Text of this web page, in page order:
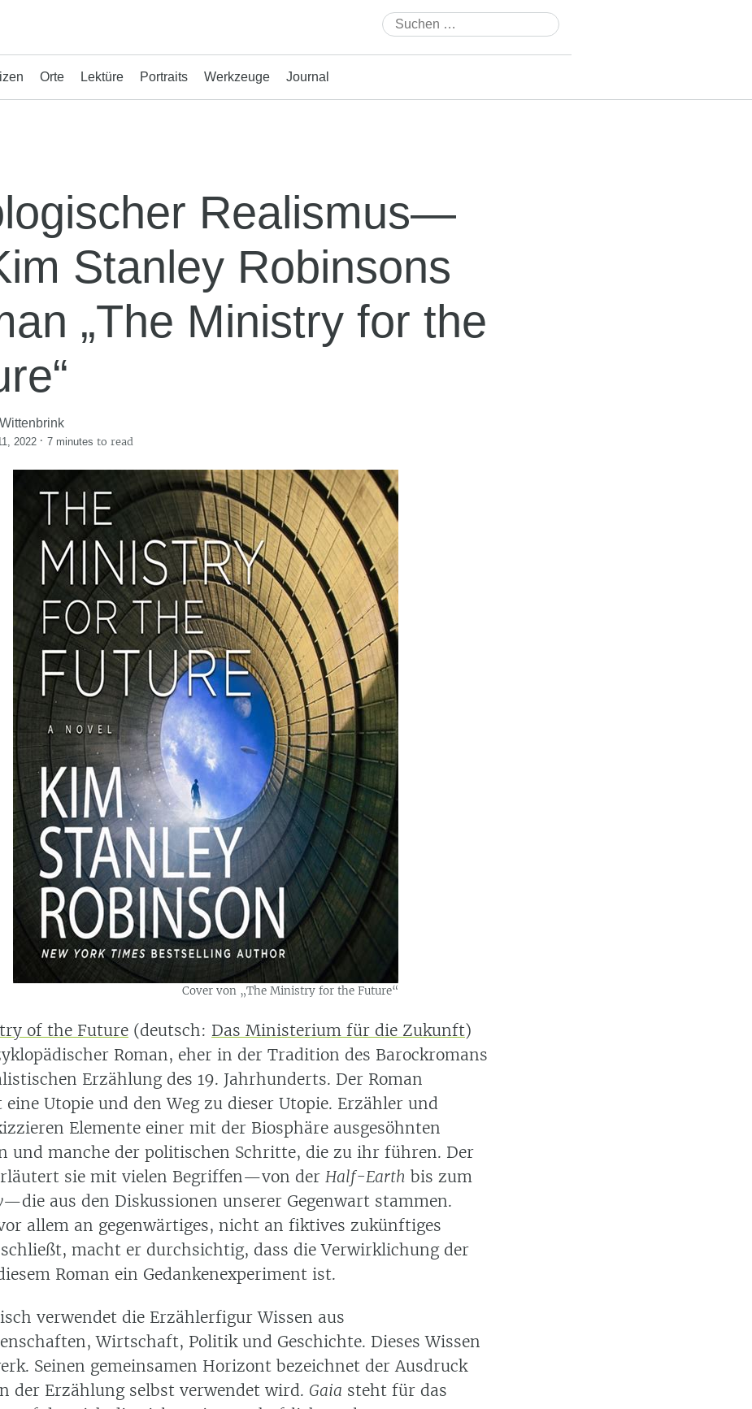
Suchen
nach:
Orte Lektüre Portraits Werkzeuge Journal
Realismus—
Stanley Robinsons
„The Ministry for the
2022 · 7 minutes to read
Cover von „The Ministry for the Future“
of the Future (deutsch: Das Ministerium für die Zukunft)
Roman, eher in der Tradition des Barockromans
Erzählung des 19. Jahrhunderts. Der Roman
eine Utopie und den Weg zu dieser Utopie. Erzähler und
Elemente einer mit der Biosphäre ausgesöhnten
und manche der politischen Schritte, die zu ihr führen. Der
sie mit vielen Begriffen—von der Half-Earth bis zum
—die aus den Diskussionen unserer Gegenwart stammen.
allem an gegenwärtiges, nicht an fiktives zukünftiges
macht er durchsichtig, dass die Verwirklichung der
Roman ein Gedankenexperiment ist.
verwendet die Erzählerfigur Wissen aus
Wirtschaft, Politik und Geschichte. Dieses Wissen
Seinen gemeinsamen Horizont bezeichnet der Ausdruck
der Erzählung selbst verwendet wird. Gaia steht für das